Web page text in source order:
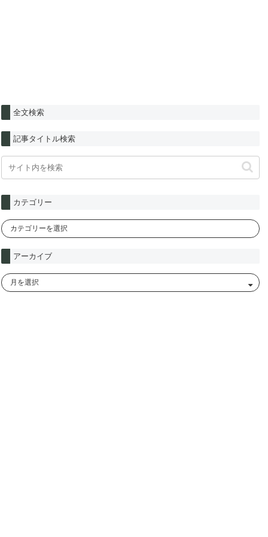
全文検索
記事タイトル検索
カテゴリー
アーカイブ